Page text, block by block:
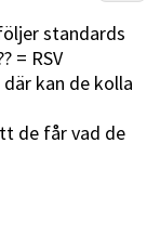
standards
= RSV
kan de kolla
de får vad de